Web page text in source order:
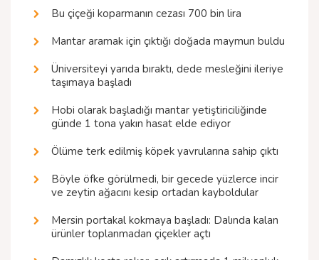
Bu çiçeği koparmanın cezası 700 bin lira
Mantar aramak için çıktığı doğada maymun buldu
Üniversiteyi yarıda bıraktı, dede mesleğini ileriye
taşımaya başladı
Hobi olarak başladığı mantar yetiştiriciliğinde
günde 1 tona yakın hasat elde ediyor
Ölüme terk edilmiş köpek yavrularına sahip çıktı
Böyle öfke görülmedi, bir gecede yüzlerce incir
ve zeytin ağacını kesip ortadan kayboldular
Mersin portakal kokmaya başladı: Dalında kalan
ürünler toplanmadan çiçekler açtı